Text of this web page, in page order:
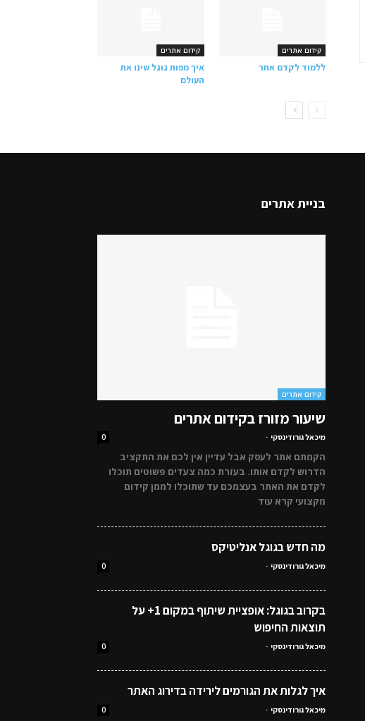
קידום אתרים
איך מפות גוגל שינו את
העולם
קידום אתרים
ללמוד לקדם אתר
בניית אתרים
קידום אתרים
שיעור מזורז בקידום אתרים
מיכאל גורודינסקי -
0
הקמתם אתר לעסק אבל עדיין אין לכם את התקציב
הדרוש לקדם אותו. בעזרת כמה צעדים פשוטים תוכלו
לקדם את האתר בעצמכם עד שתוכלו לממן קידום
מקצועי קרא עוד
מה חדש בגוגל אנליטיקס
מיכאל גורודינסקי -
0
בקרוב בגוגל: אופציית שיתוף במקום 1+ על
תוצאות החיפוש
מיכאל גורודינסקי -
0
איך לגלות את הגורמים לירידה בדירוג האתר
מיכאל גורודינסקי -
0